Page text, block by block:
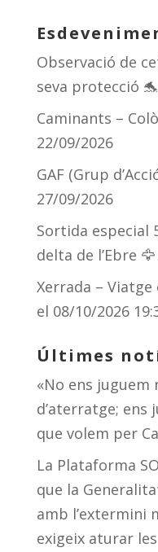
sk
y d
s
Observació de
seva protecció 🐬
Caminants –
22/09/2026
GAF (Grup
27/09/2026
Sortida especial
delta de l’Ebre 🦅
Xerrada –
el 08/10/2026
Últimes
«No ens juguem
d’aterratge; ens
que volem per
La Plataforma
que la
amb l’extermini
exigeix aturar